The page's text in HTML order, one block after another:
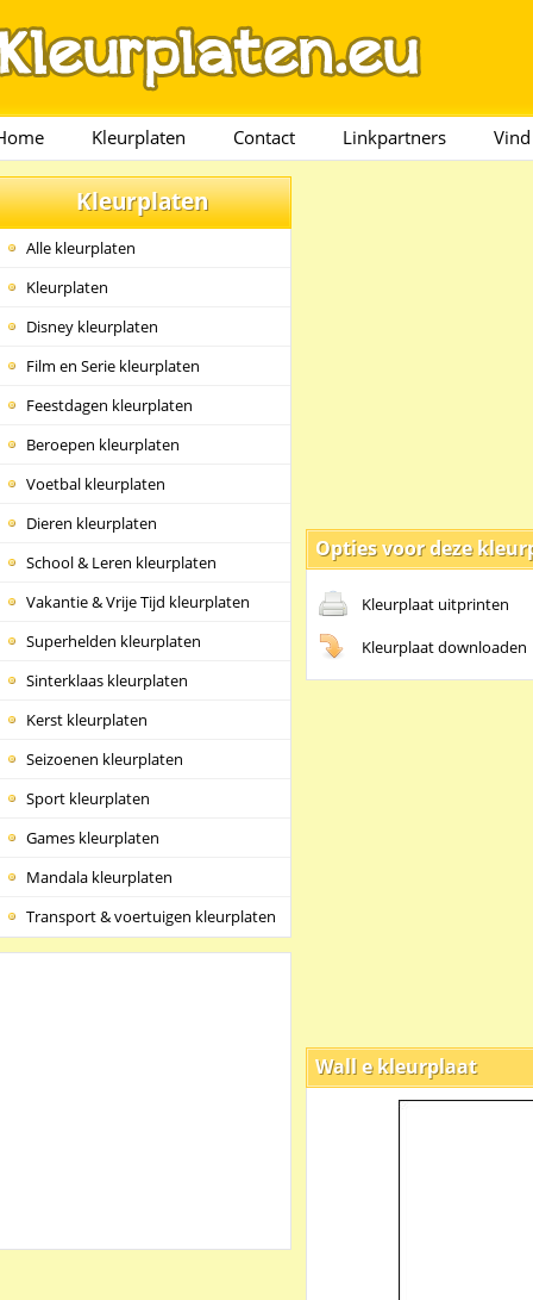
Kleurplaten Contact Linkpartners
Kleurplaten
Alle kleurplaten
Kleurplaten
Disney kleurplaten
Film en Serie kleurplaten
Feestdagen kleurplaten
Beroepen kleurplaten
Voetbal kleurplaten
Dieren kleurplaten
School & Leren kleurplaten
Vakantie & Vrije Tijd kleurplaten
Superhelden kleurplaten
Sinterklaas kleurplaten
Kerst kleurplaten
Seizoenen kleurplaten
Sport kleurplaten
Games kleurplaten
Mandala kleurplaten
Transport & voertuigen kleurplaten
Opties voor deze
Kleurplaat uitprinten
Kleurplaat downloaden
Wall e kleurplaat